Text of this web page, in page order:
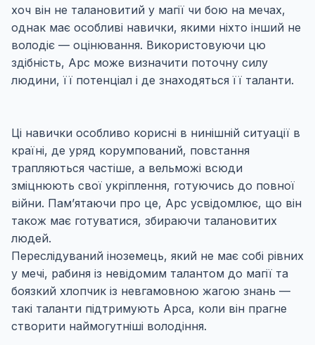
хоч він не талановитий у магії чи бою на мечах,
однак має особливі навички, якими ніхто інший не
володіє — оцінювання. Використовуючи цю
здібність, Арс може визначити поточну силу
людини, її потенціал і де знаходяться її таланти.
Ці навички особливо корисні в нинішній ситуації в
країні, де уряд корумпований, повстання
трапляються частіше, а вельможі всюди
зміцнюють свої укріплення, готуючись до повної
війни. Пам’ятаючи про це, Арс усвідомлює, що він
також має готуватися, збираючи талановитих
людей.
Переслідуваний іноземець, який не має собі рівних
у мечі, рабиня із невідомим талантом до магії та
боязкий хлопчик із невгамовною жагою знань —
такі таланти підтримують Арса, коли він прагне
створити наймогутніші володіння.